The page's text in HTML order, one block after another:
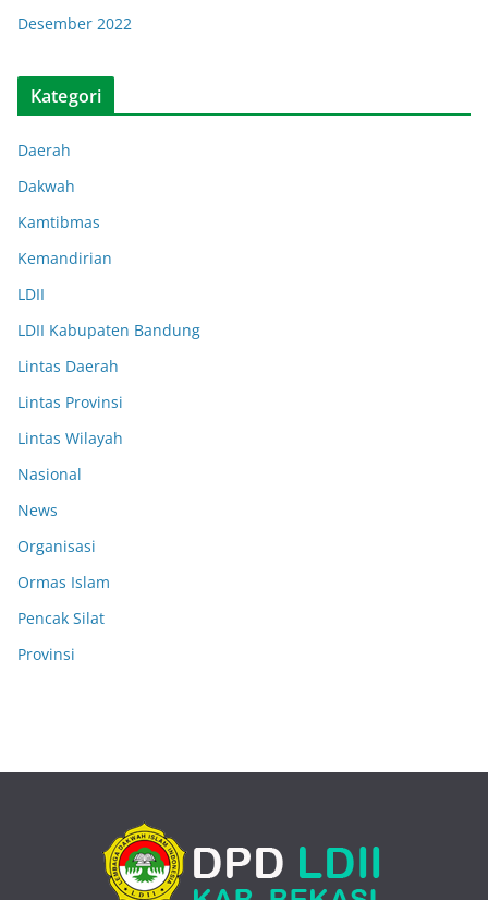
Desember 2022
Kategori
Daerah
Dakwah
Kamtibmas
Kemandirian
LDII
LDII Kabupaten Bandung
Lintas Daerah
Lintas Provinsi
Lintas Wilayah
Nasional
News
Organisasi
Ormas Islam
Pencak Silat
Provinsi